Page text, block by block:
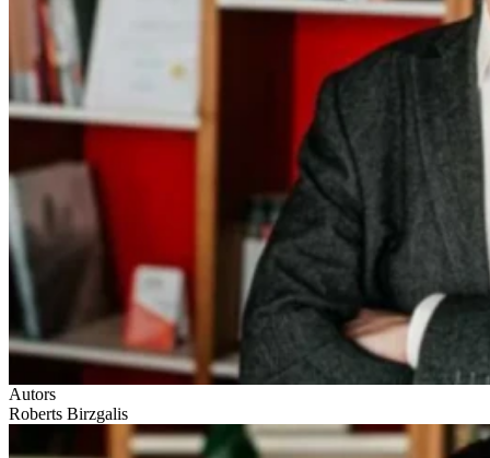
Autors
Roberts Birzgalis